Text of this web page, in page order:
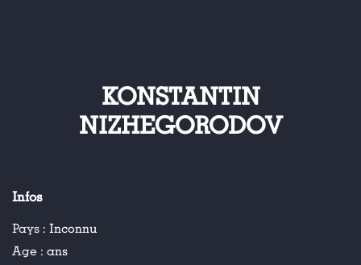
KONSTANTIN
NIZHEGORODOV
Infos
Pays : Inconnu
Age : ans